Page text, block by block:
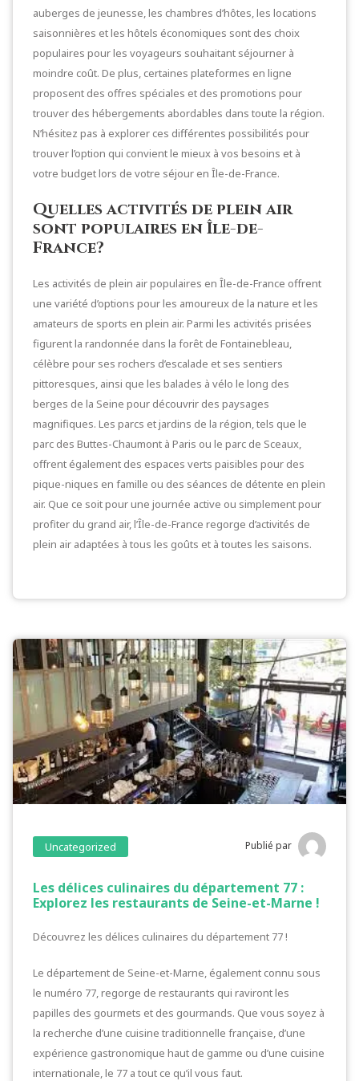
auberges de jeunesse, les chambres d’hôtes, les locations
saisonnières et les hôtels économiques sont des choix
populaires pour les voyageurs souhaitant séjourner à
moindre coût. De plus, certaines plateformes en ligne
proposent des offres spéciales et des promotions pour
trouver des hébergements abordables dans toute la région.
N’hésitez pas à explorer ces différentes possibilités pour
trouver l’option qui convient le mieux à vos besoins et à
votre budget lors de votre séjour en Île-de-France.
Quelles activités de plein air
sont populaires en Île-de-
France?
Les activités de plein air populaires en Île-de-France offrent
une variété d’options pour les amoureux de la nature et les
amateurs de sports en plein air. Parmi les activités prisées
figurent la randonnée dans la forêt de Fontainebleau,
célèbre pour ses rochers d’escalade et ses sentiers
pittoresques, ainsi que les balades à vélo le long des
berges de la Seine pour découvrir des paysages
magnifiques. Les parcs et jardins de la région, tels que le
parc des Buttes-Chaumont à Paris ou le parc de Sceaux,
offrent également des espaces verts paisibles pour des
pique-niques en famille ou des séances de détente en plein
air. Que ce soit pour une journée active ou simplement pour
profiter du grand air, l’Île-de-France regorge d’activités de
plein air adaptées à tous les goûts et à toutes les saisons.
Uncategorized Publié par
Les délices culinaires du département 77 :
Explorez les restaurants de Seine-et-Marne !
Découvrez les délices culinaires du département 77 !
Le département de Seine-et-Marne, également connu sous
le numéro 77, regorge de restaurants qui raviront les
papilles des gourmets et des gourmands. Que vous soyez à
la recherche d’une cuisine traditionnelle française, d’une
expérience gastronomique haut de gamme ou d’une cuisine
internationale, le 77 a tout ce qu’il vous faut.